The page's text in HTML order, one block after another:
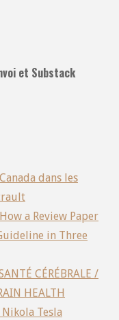
et Substack
dans les
a Review Paper
in Three
CÉRÉBRALE /
HEALTH
Nikola Tesla